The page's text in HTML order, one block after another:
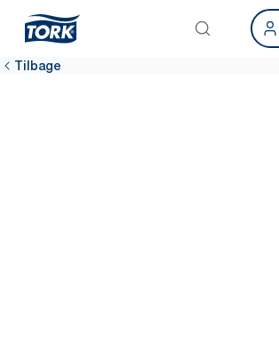
Tilbage